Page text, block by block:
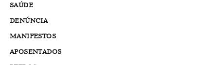
SAÚDE
DENÚNCIA
MANIFESTOS
APOSENTADOS